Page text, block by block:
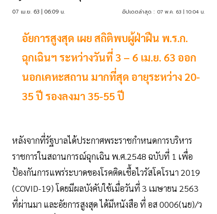
07 เม.ย. 63 | 06:09 น. อัปเดตล่าสุด : 07 พ.ค. 63 | 10:04 น.
อัยการสูงสุด เผย สถิติพบผู้ฝ่าฝืน พ.ร.ก.
ฉุกเฉินฯ ระหว่างวันที่ 3 – 6 เม.ย. 63 ออก
นอกเคหะสถาน มากที่สุด อายุระหว่าง 20-
35 ปี รองลงมา 35-55 ปี
หลังจากที่รัฐบาลได้ประกาศพระราชกำหนดการบริหาร
ราชการในสถานการณ์ฉุกเฉิน พ.ศ.2548 ฉบับที่ 1 เพื่อ
ป้องกันการแพร่ระบาดของโรคติดเชื้อไวรัสโคโรนา 2019
(COVID-19) โดยมีผลบังคับใช้เมื่อวันที่ 3 เมษายน 2563
ที่ผ่านมา และอัยการสูงสุด ได้มีหนังสือ ที่ อส 0006(นย)/ว